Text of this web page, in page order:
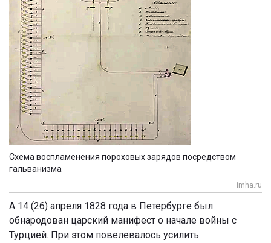
Схема воспламенения пороховых зарядов посредством
гальванизма
imha.ru
А 14 (26) апреля 1828 года в Петербурге был
обнародован царский манифест о начале войны с
Турцией. При этом повелевалось усилить